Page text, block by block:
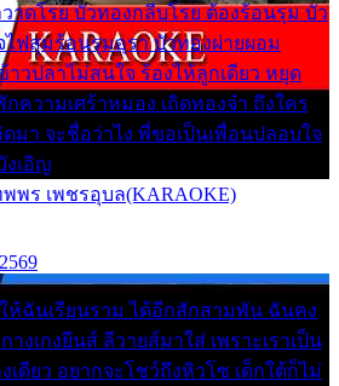
าดโรย บัวทองกลีบโรย ต้องร้อนรุม บัว
ฟสุมร้อนรุมอุรา บัวทองผ่ายผอม
าวปลาไม่สนใจ ร้องไห้ลูกเดียว หยุด
กความเศร้าหมอง เถิดทองจ๋า ถึงใคร
ดมา จะชื่อว่าไง พี่ขอเป็นเพื่อนปลอบใจ
งเอิญ
พพร เพชรอุบล(KARAOKE)
ห้ฉันเรียนราม ได้อีกสักสามพัน ฉันคง
างเกงยีนส์ ลีวายส์มาใส่ เพราะเราเป็น
เดียว อยากจะโชว์ถึงหิวโซ เด็กใต้ก็ไม่